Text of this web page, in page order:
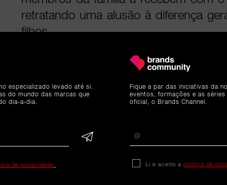
retratando uma alusão à diferença
filhos.
Com um novo componente, que se
letra que está em linha com o tom
estilo narrativo único para levar a
mais humano, surpreendente e
especializado levado até si.
do mundo das marcas que
dia-a-dia.
de privacidade.
Fique a par das iniciativas da
eventos, formações e as
oficial, o Brands Channel.
Li e aceito a política de